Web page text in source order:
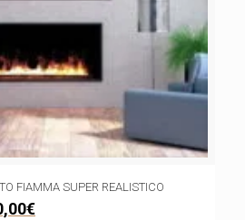
FIAMMA SUPER REALISTICO
€